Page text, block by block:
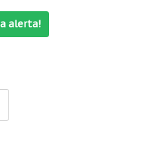
alerta!